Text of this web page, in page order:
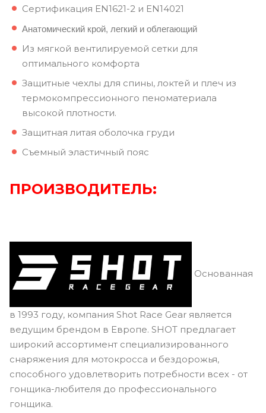
Сертификация EN1621-2 и EN14021
Анатомический крой, легкий и облегающий
Из мягкой вентилируемой сетки для
оптимального комфорта
Защитные чехлы для спины, локтей и плеч из
термокомпрессионного пеноматериала
высокой плотности.
Защитная литая оболочка груди
Съемный эластичный пояс
ПРОИЗВОДИТЕЛЬ:
Основанная
в 1993 году, компания Shot Race Gear является
ведущим брендом в Европе. SHOT предлагает
широкий ассортимент специализированного
снаряжения для мотокросса и бездорожья,
способного удовлетворить потребности всех - от
гонщика-любителя до профессионального
гонщика.